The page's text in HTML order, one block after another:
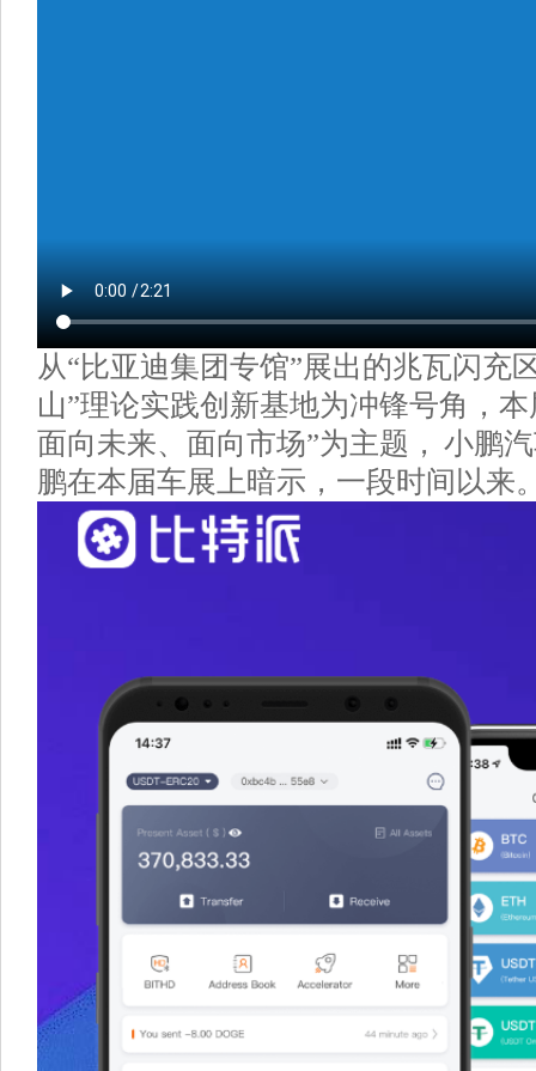
从“比亚迪集团专馆”展出的兆瓦闪充
山”理论实践创新基地为冲锋号角，
面向未来、面向市场”为主题， 小鹏
鹏在本届车展上暗示，一段时间以来